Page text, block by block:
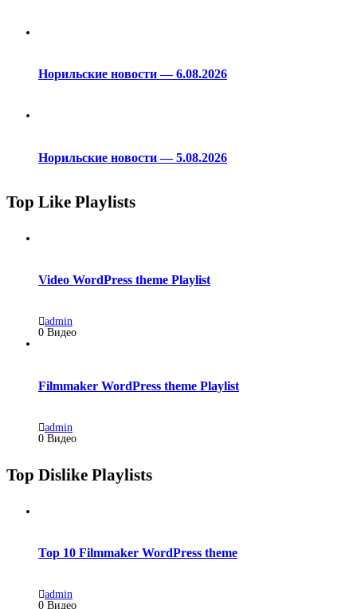
Норильские новости — 6.08.2026
Норильские новости — 5.08.2026
Top Like Playlists
Video WordPress theme Playlist
admin
0 Видео
Filmmaker WordPress theme Playlist
admin
0 Видео
Top Dislike Playlists
Top 10 Filmmaker WordPress theme
admin
0 Видео